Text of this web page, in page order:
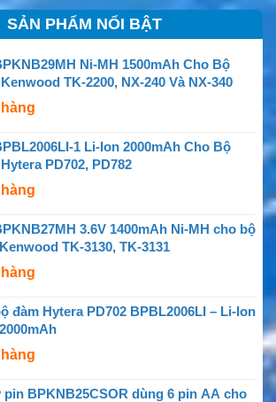
SẢN PHẨM NỔI BẬT
Ni-MH 1500mAh Cho Bộ
TK-2200, NX-240 Và NX-340
1 Li-Ion 2000mAh Cho Bộ
PD702, PD782
3.6V 1400mAh Ni-MH cho bộ
TK-3130, TK-3131
đàm Hytera PD702 BPBL2006LI – Li-Ion
pin BPKNB25CSOR dùng 6 pin AA cho